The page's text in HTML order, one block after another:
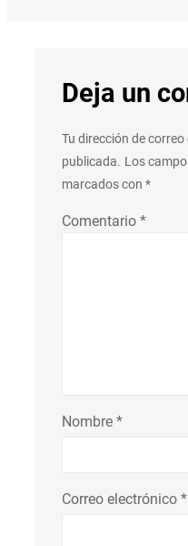
Deja un
Tu dirección de
publicada. Los
marcados con *
Comentario *
Nombre *
Correo electrónico *